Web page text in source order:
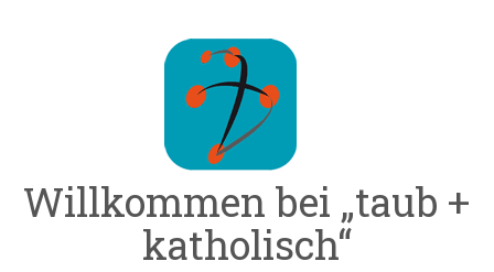
Willkommen bei „taub +
katholisch“